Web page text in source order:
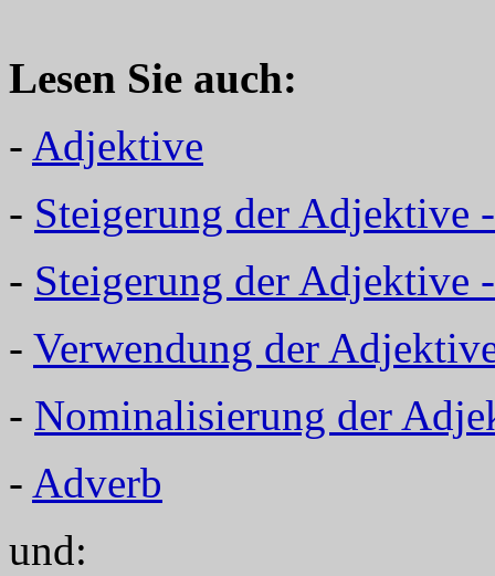
Lesen Sie auch:
- Adjektive
- Steigerung der Adjektive
- Steigerung der Adjektive
- Verwendung der
- Nominalisierung der
- Adverb
und: